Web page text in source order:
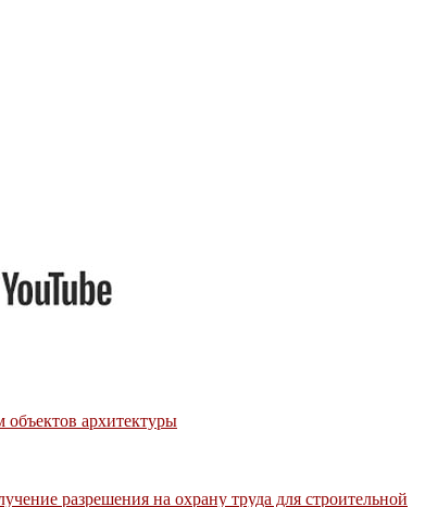
объектов архитектуры
разрешения на охрану труда для строительной